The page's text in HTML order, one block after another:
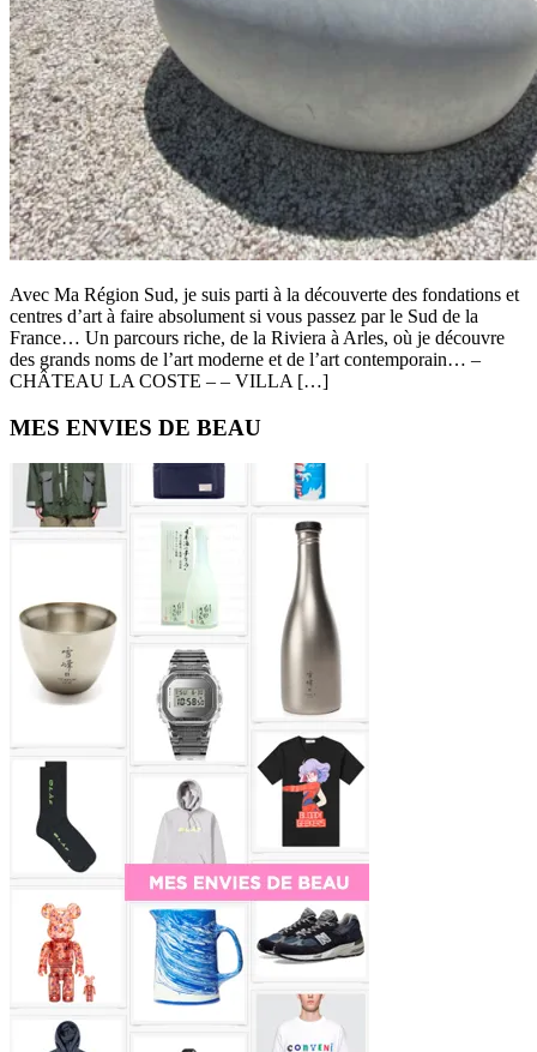
Avec Ma Région Sud, je suis parti à la découverte des fondations et
centres d’art à faire absolument si vous passez par le Sud de la
France… Un parcours riche, de la Riviera à Arles, où je découvre
des grands noms de l’art moderne et de l’art contemporain… –
CHÂTEAU LA COSTE – – VILLA […]
Primary
Sidebar
MES ENVIES DE BEAU